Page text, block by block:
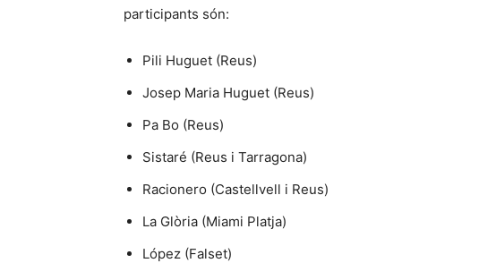
participants són:
Pili Huguet (Reus)
Josep Maria Huguet (Reus)
Pa Bo (Reus)
Sistaré (Reus i Tarragona)
Racionero (Castellvell i Reus)
La Glòria (Miami Platja)
López (Falset)